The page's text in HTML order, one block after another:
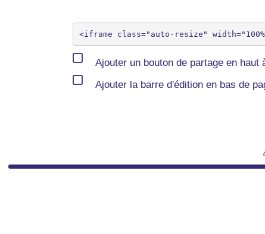
Ajouter un bouton de partage en haut
Ajouter la barre d'édition en bas de